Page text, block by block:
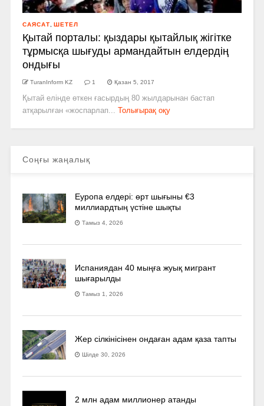
САЯСАТ ШЕТЕЛ
Қытай порталы: қыздары қытайлық жігітке
тұрмысқа шығуды армандайтын елдердің
ондығы
TuranInform KZ 1 Қазан 5, 2017
Қытай елінде өткен ғасырдың 80 жылдарынан бастап
атқарылған «жоспарлап...
Толығырақ оқу
Соңғы жаңалық
Еуропа елдері: өрт шығыны €3
миллиардтың үстіне шықты
Тамыз 4, 2026
Испаниядан 40 мыңға жуық мигрант
шығарылды
Тамыз 1, 2026
Жер сілкінісінен ондаған адам қаза тапты
Шілде 30, 2026
2 млн адам миллионер атанды